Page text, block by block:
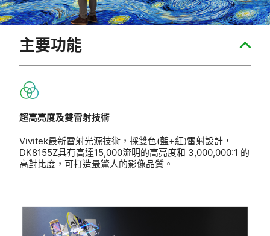
主要功能
超高亮度及雙雷射技術
Vivitek最新雷射光源技術，採雙色(藍+紅)雷射設計，
DK8155Z具有高達15,000流明的高亮度和 3,000,000:1 的
高對比度，可打造最驚人的影像品質。